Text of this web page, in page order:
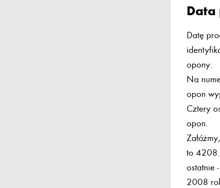
Data
Datę
opony.
Na
opon
Cztery
opon.
to
ostatnie
2008